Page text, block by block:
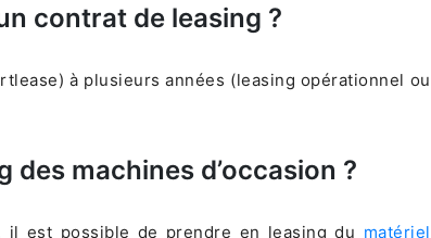
contrat de leasing ?
à plusieurs années (leasing opérationnel ou
des machines d’occasion ?
il est possible de prendre en leasing du matériel